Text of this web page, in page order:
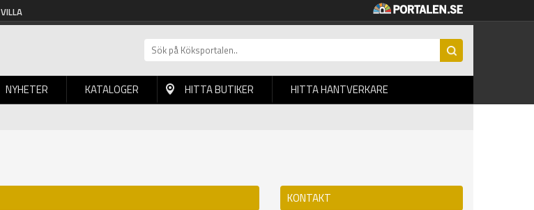
VILLA
NYHETER KATALOGER HITTA BUTIKER HITTA HANTVERKARE
KONTAKT